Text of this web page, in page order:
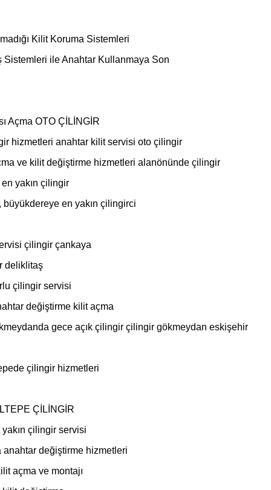
Kilit Koruma Sistemleri
Sistemleri ile Anahtar Kullanmaya Son
Açma OTO ÇİLİNGİR
hizmetleri anahtar kilit servisi oto çilingir
ve kilit değiştirme hizmetleri alanönünde çilingir
yakın çilingir
en yakın çilingirci
çilingir çankaya
deliklitaş
çilingir servisi
değiştirme kilit açma
gece açık çilingir çilingir gökmeydan eskişehir
çilingir hizmetleri
ÇİLİNGİR
çilingir servisi
değiştirme hizmetleri
açma ve montajı